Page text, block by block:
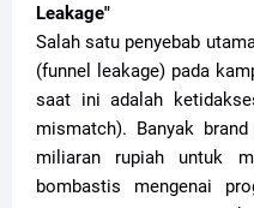
Leakage"
Salah satu penyebab
(funnel leakage) pada
saat ini adalah
mismatch). Banyak
miliaran rupiah untuk
bombastis mengenai